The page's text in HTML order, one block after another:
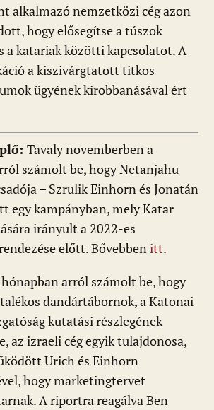
alkalmazó nemzetközi cég azon
hogy elősegítse a túszok
a katariak közötti kapcsolatot. A
a kiszivárgtatott titkos
ügyének kirobbanásával ért
Tavaly novemberben a
számolt be, hogy Netanjahu
– Szrulik Einhorn és Jonatán
egy kampányban, mely Katar
irányult a 2022-es
előtt. Bővebbenitt.
arról számolt be, hogy
dandártábornok, a Katonai
kutatási részlegének
az izraeli cég egyik tulajdonosa,
Urich és Einhorn
hogy marketingtervet
A riportra reagálva Ben